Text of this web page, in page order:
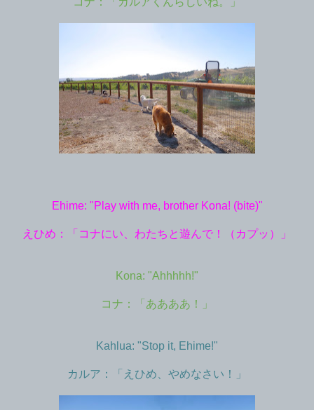
Ehime: "Play with me, brother Kona! (bite)"
えひめ：「コナにい、わたちと遊んで！（カプッ）」
Kona: "Ahhhhh!"
コナ：「ああああ！」
Kahlua: "Stop it, Ehime!"
カルア：「えひめ、やめなさい！」